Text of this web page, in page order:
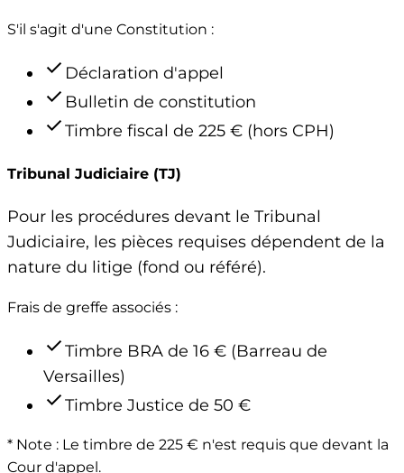
S'il s'agit d'une Constitution :
check Déclaration d'appel
check Bulletin de constitution
checkTimbre fiscal de 225 € (hors CPH)
Tribunal Judiciaire (TJ)
Pour les procédures devant le Tribunal
Judiciaire, les pièces requises dépendent de la
nature du litige (fond ou référé).
Frais de greffe associés :
checkTimbre BRA de 16 € (Barreau de
Versailles)
checkTimbre Justice de 50 €
* Note : Le timbre de 225 € n'est requis que devant la
Cour d'appel.